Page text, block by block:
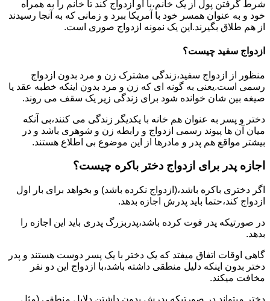
شرط گرفتن پول از یک خانم،با او ازدواج کند تا خانم را به همراه
خود و به عنوان همسر خود با آمریکا ببرد و زمانی که به آنجا رسیدند
از هم طلاق بگیرند.این یک نمونه ازدواج صوری است.
ازدواج سفید چیست؟
منظور از ازدواج سفید،زندگی مشترک زن و مرد بدون ازدواج
رسمی است.یعنی به گونه ای که زن و مرد بدون اینکه خطبه عقد یا
صیغه بین شان خوانده شود برای زندگی زیر یک سقف می روند.
دختر و پسر به عنوان هم خانه با یکدیگر زندگی می کنند،بی آنکه
میان آن ها پیوند رسمی ازدواج و رابطه زن و شوهری باشد و در
بیشتر مواقع هم پدر و مادرها از این موضوع بی اطلاع هستند.
اجازه پدر برای ازدواج دختر باکره چیست؟
اگر دختری باکره باشد،(ازدواج نکرده باشد) و بخواهد برای بار اول
ازدواج کند،حتما باید پدرش اجازه بدهد.
در صورتیکه پدر فوت کرده باشد،پدربزرگ پدری باید این اجازه را
بدهد.
گاهی اوقات اتفاق میفتد که یک دختر با یک پسر دوست هستند و پدر
دختر بدون اینکه دلیل منطقی داشته باشد،با ازدواج این دو نفر
مخافت میکند.
دختر میتواند در صورتیکه پدرش بدون داشتن دلایل منطقی (مثل